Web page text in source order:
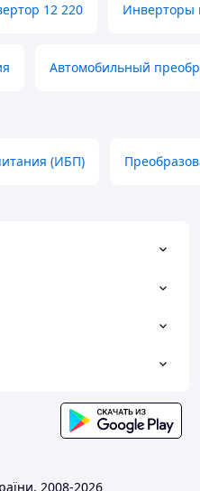
12 220 Инверторы
Автомобильный
(ИБП)
2008-2026